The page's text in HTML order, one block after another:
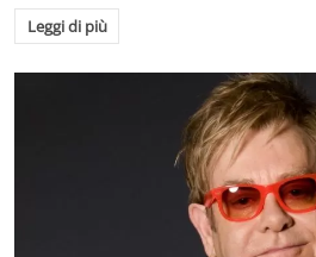
Leggi di più